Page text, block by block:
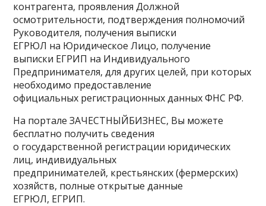
контрагента, проявления Должной
осмотрительности, подтверждения полномочий
Руководителя, получения выписки
ЕГРЮЛ на Юридическое Лицо, получение
выписки ЕГРИП на Индивидуального
Предпринимателя, для других целей, при которых
необходимо предоставление
официальных регистрационных данных ФНС РФ.
На портале ЗАЧЕСТНЫЙБИЗНЕС, Вы можете
бесплатно получить сведения
о государственной регистрации юридических
лиц, индивидуальных
предпринимателей, крестьянских (фермерских)
хозяйств, полные открытые данные
ЕГРЮЛ, ЕГРИП.